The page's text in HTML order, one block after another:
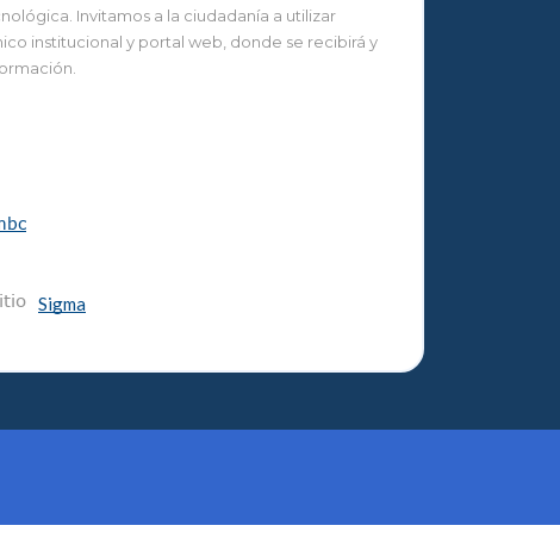
Invitamos a la ciudadanía a utilizar
institucional y portal web, donde se recibirá y
Sigma